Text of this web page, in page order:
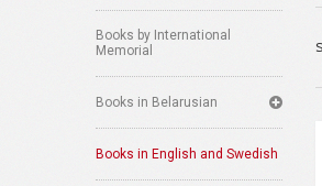
Books by International
Memorial
Books in Belarusian
Books in English and Swedish